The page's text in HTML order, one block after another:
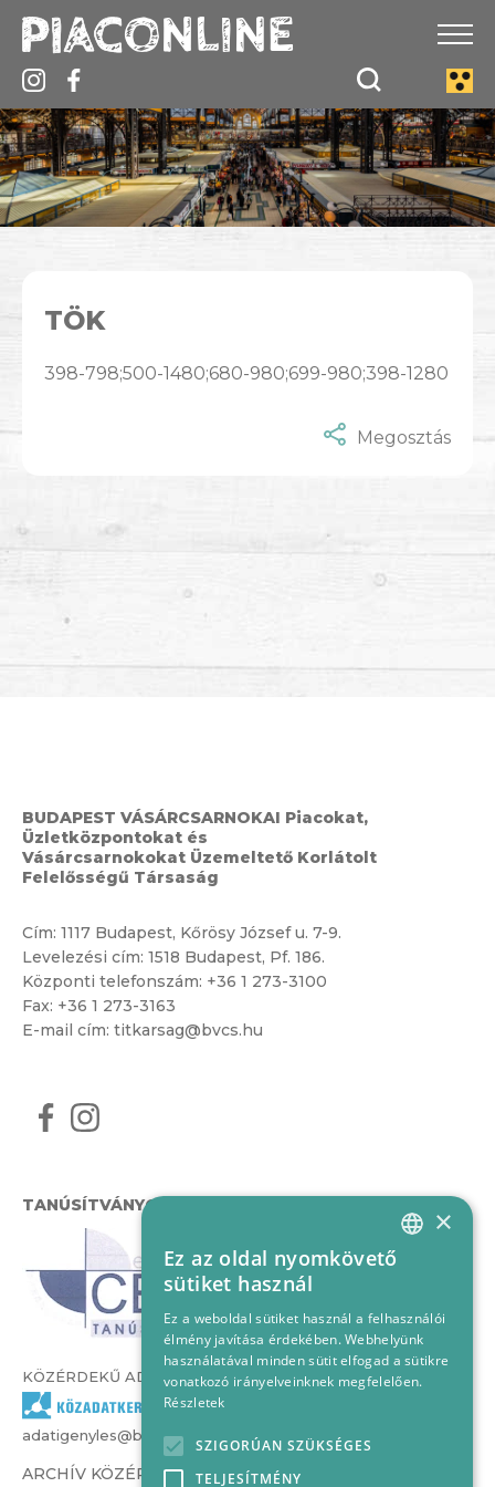
TÖK
398-798;500-1480;680-980;699-980;398-1280
Megosztás
BUDAPEST VÁSÁRCSARNOKAI Piacokat,
Üzletközpontokat és
Vásárcsarnokokat Üzemeltető Korlátolt
Felelősségű Társaság
Cím: 1117 Budapest, Kőrösy József u. 7-9.
Levelezési cím: 1518 Budapest, Pf. 186.
Központi telefonszám: +36 1 273-3100
Fax: +36 1 273-3163
E-mail cím: titkarsag@bvcs.hu
TANÚSÍTVÁNYOK
KÖZÉRDEKŰ ADATOK
adatigenyles@bvcs.hu
ARCHÍV KÖZÉRDEKŰ ADATOK –
HUNGARIAN
×
Ez az oldal nyomkövető
sütiket használ
Ez a weboldal sütiket használ a felhasználói
élmény javítása érdekében. Webhelyünk
használatával minden sütit elfogad a sütikre
vonatkozó irányelveinknek megfelelően.
Részletek
SZIGORÚAN SZÜKSÉGES
TELJESÍTMÉNY